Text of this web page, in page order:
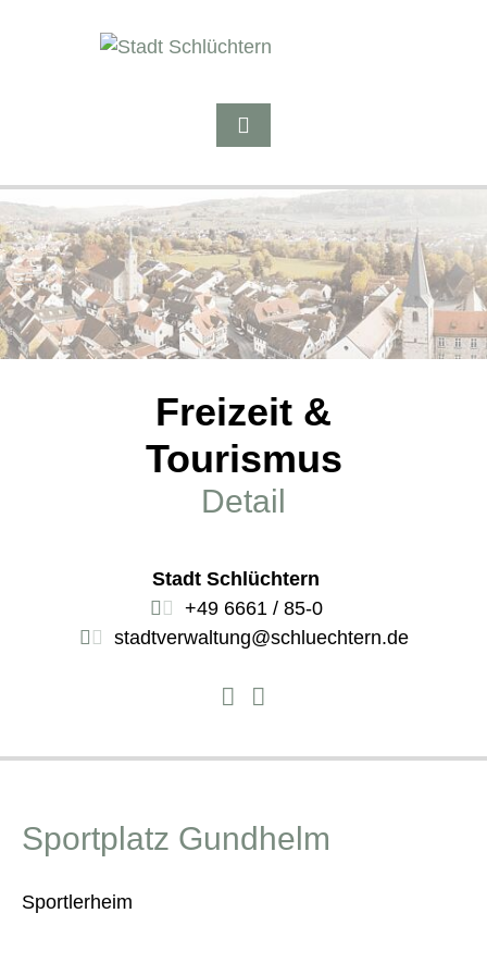
Freizeit &
Tourismus
Detail
Stadt Schlüchtern
+49 6661 / 85-0
stadtverwaltung@schluechtern.de
Sportplatz Gundhelm
Sportlerheim